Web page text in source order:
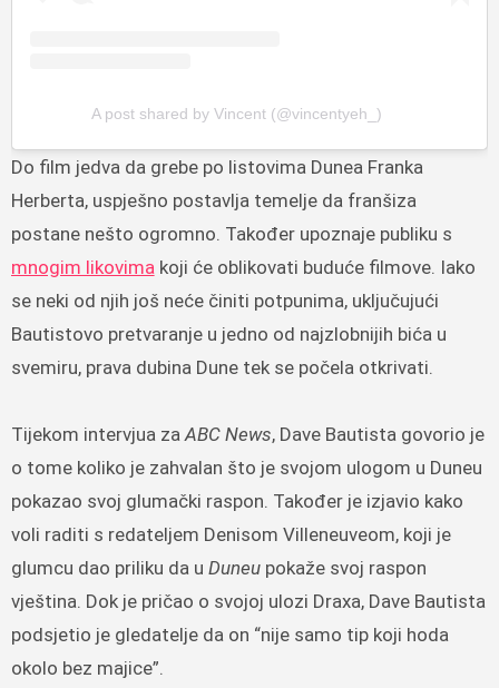
A post shared by Vincent (@vincentyeh_)
Do film jedva da grebe po listovima Dunea Franka
Herberta, uspješno postavlja temelje da franšiza
postane nešto ogromno. Također upoznaje publiku s
mnogim likovimakoji će oblikovati buduće filmove. Iako
se neki od njih još neće činiti potpunima, uključujući
Bautistovo pretvaranje u jedno od najzlobnijih bića u
svemiru, prava dubina Dune tek se počela otkrivati.
Tijekom intervjua zaABC News, Dave Bautista govorio je
o tome koliko je zahvalan što je svojom ulogom u Duneu
pokazao svoj glumački raspon. Također je izjavio kako
voli raditi s redateljem Denisom Villeneuveom, koji je
glumcu dao priliku da u Duneupokaže svoj raspon
vještina. Dok je pričao o svojoj ulozi Draxa, Dave Bautista
podsjetio je gledatelje da on “nije samo tip koji hoda
okolo bez majice”.